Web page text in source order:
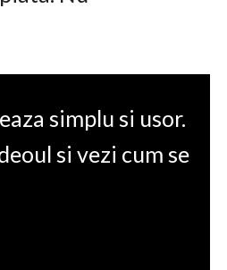
simplu si usor.
si vezi cum se